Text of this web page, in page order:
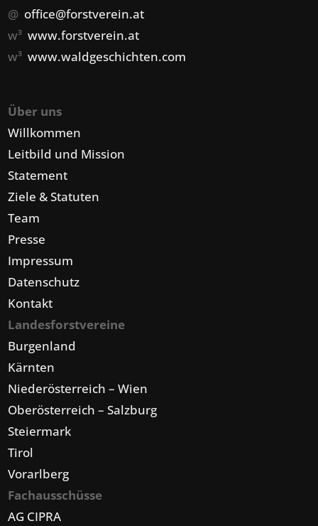
@ office@forstverein.at
w³www.forstverein.at
w³www.waldgeschichten.com
Über uns
Willkommen
Leitbild und Mission
Statement
Ziele & Statuten
Team
Presse
Impressum
Datenschutz
Kontakt
Landesforstvereine
Burgenland
Kärnten
Niederösterreich – Wien
Oberösterreich – Salzburg
Steiermark
Tirol
Vorarlberg
Fachausschüsse
AG CIPRA